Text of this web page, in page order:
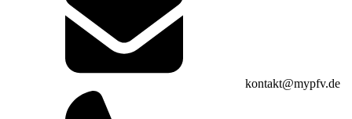
kontakt@mypfv.de